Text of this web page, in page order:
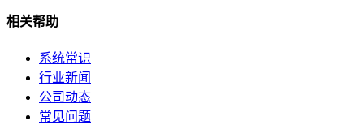
相关帮助
系统常识
行业新闻
公司动态
常见问题